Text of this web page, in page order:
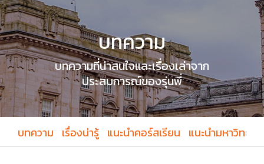
บทความ
บทความที่น่าสนใจและเรื่องเล่าจาก
ประสบการณ์ของรุ่นพี่
บทความ เรื่องน่ารู้ แนะนำคอร์สเรียน แนะนำมหาวิทยา